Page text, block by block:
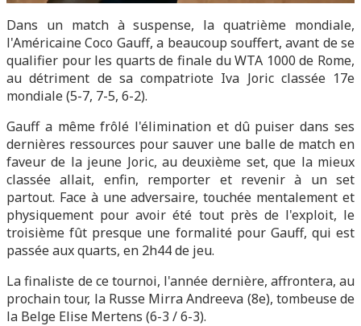
Dans un match à suspense, la quatrième mondiale,
l'Américaine Coco Gauff, a beaucoup souffert, avant de se
qualifier pour les quarts de finale du WTA 1000 de Rome,
au détriment de sa compatriote Iva Joric classée 17e
mondiale (5-7, 7-5, 6-2).
Gauff a même frôlé l'élimination et dû puiser dans ses
dernières ressources pour sauver une balle de match en
faveur de la jeune Joric, au deuxième set, que la mieux
classée allait, enfin, remporter et revenir à un set
partout. Face à une adversaire, touchée mentalement et
physiquement pour avoir été tout près de l'exploit, le
troisième fût presque une formalité pour Gauff, qui est
passée aux quarts, en 2h44 de jeu.
La finaliste de ce tournoi, l'année dernière, affrontera, au
prochain tour, la Russe Mirra Andreeva (8e), tombeuse de
la Belge Elise Mertens (6-3 / 6-3).